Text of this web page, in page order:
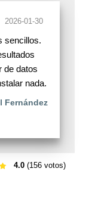
2026-01-30
sencillos.
de datos
nada.
Fernández
4.0(156 votos)